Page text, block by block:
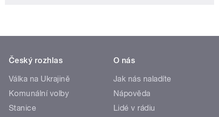
Český rozhlas
Válka na Ukrajině
Komunální volby
Stanice
O nás
Jak nás naladíte
Nápověda
Lidé v rádiu